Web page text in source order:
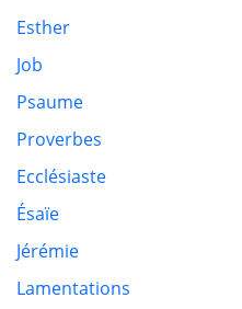
Esther
Job
Psaume
Proverbes
Ecclésiaste
Ésaïe
Jérémie
Lamentations